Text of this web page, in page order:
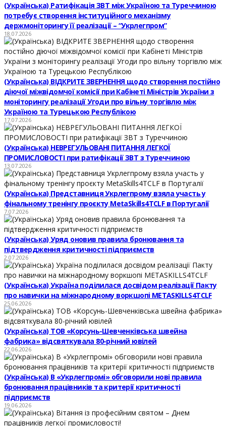
(Українська) Ратифікація ЗВТ між Україною та Туреччиною
потребує створення інституційного механізму
держмоніторингу її реалізації – “Укрлегпром”
18.07.2026
(Українська) ВІДКРИТЕ ЗВЕРНЕННЯ щодо створення постійно
діючої міжвідомчої комісії при Кабінеті Міністрів України з
моніторингу реалізації Угоди про вільну торгівлю між
Україною та Турецькою Республікою
17.07.2026
(Українська) НЕВРЕГУЛЬОВАНІ ПИТАННЯ ЛЕГКОЇ
ПРОМИСЛОВОСТІ при ратифікації ЗВТ з Туреччиною
13.07.2026
(Українська) Представниця Укрлегпрому взяла участь у
фінальному тренінгу проєкту MetaSkills4TCLF в Португалії
7.07.2026
(Українська) Уряд оновив правила бронювання та
підтвердження критичності підприємств
2.07.2026
(Українська) Україна поділилася досвідом реалізації Пакту
про навички на міжнародному воркшопі METASKILLS4TCLF
25.06.2026
(Українська) ТОВ «Корсунь-Шевченківська швейна
фабрика» відсвяткувала 80-річний ювілей
22.06.2026
(Українська) В «Укрлегпромі» обговорили нові правила
бронювання працівників та критерії критичності
підприємств
19.06.2026